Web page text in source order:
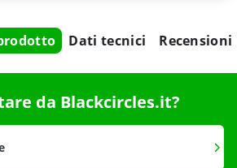
Dati tecnici Recensioni
da Blackcircles.it?